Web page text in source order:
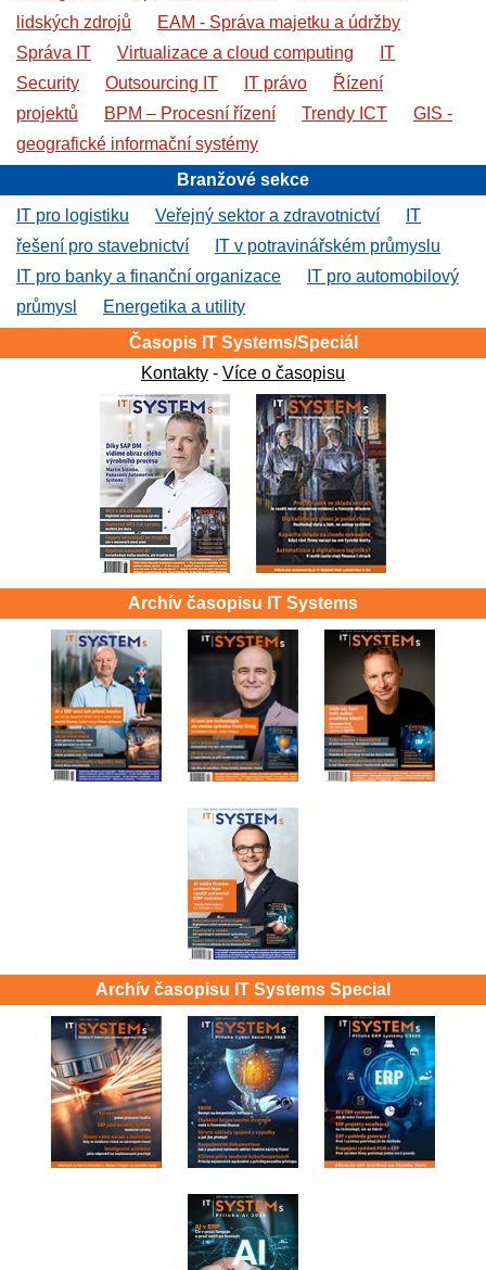
lidských zdrojů
EAM - Správa majetku a údržby
Správa IT
Virtualizace a cloud computing
IT
Security
Outsourcing IT IT právo
Řízení
projektů
BPM – Procesní řízení Trendy ICT
GIS -
geografické informační systémy
Branžové sekce
IT pro logistiku
Veřejný sektor a zdravotnictví
IT
řešení pro stavebnictví
IT v potravinářském průmyslu
IT pro banky a finanční organizace
IT pro automobilový
průmysl
Energetika a utility
Časopis IT Systems/Speciál
Kontakty - Více o časopisu
Archív časopisu IT Systems
Archív časopisu IT Systems Special